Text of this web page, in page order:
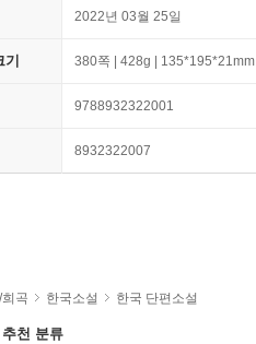
2022년 03월 25일
380쪽 | 428g | 135*195*21mm
9788932322001
8932322007
곡 한국소설 한국 단편소설
천 분류